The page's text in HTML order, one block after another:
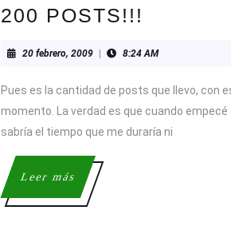
200 POSTS!!!
20 febrero, 200920
8:24 AM
Pues es la cantidad de posts que llevo, con
momento. La verdad es que cuando
sabría el tiempo que me duraría ni
Leer másLeer
más